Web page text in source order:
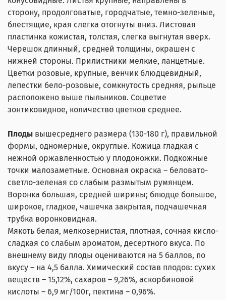
сторону, продолговатые, городчатые, темно-зеленые,
блестящие, края слегка отогнуты вниз. Листовая
пластинка кожистая, толстая, слегка выгнутая вверх.
Черешок длинный, средней толщины, окрашен с
нижней стороны. Прилистники мелкие, ланцетные.
Цветки розовые, крупные, венчик блюдцевидный,
лепестки бело-розовые, сомкнутость средняя, рыльце
расположено выше пыльников. Соцветие
зонтиковидное, количество цветков среднее.
Плоды вышесреднего размера (130-180 г), правильной
формы, одномерные, округлые. Кожица гладкая с
нежной оржавленностью у плодоножки. Подкожные
точки малозаметные. Основная окраска – беловато-
светло-зеленая со слабым размытым румянцем.
Воронка большая, средней ширины; блюдце большое,
широкое, гладкое, чашечка закрытая, подчашечная
трубка воронковидная.
Мякоть белая, мелкозернистая, плотная, сочная кисло-
сладкая со слабым ароматом, десертного вкуса. По
внешнему виду плоды оцениваются на 5 баллов, по
вкусу – на 4,5 балла. Химический состав плодов: сухих
веществ – 15,12%, сахаров – 9,26%, аскорбиновой
кислоты – 6,9 мг/100г, пектина – 0,96%.